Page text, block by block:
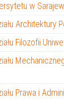
w
Architektury
Filozofii
Prawa i